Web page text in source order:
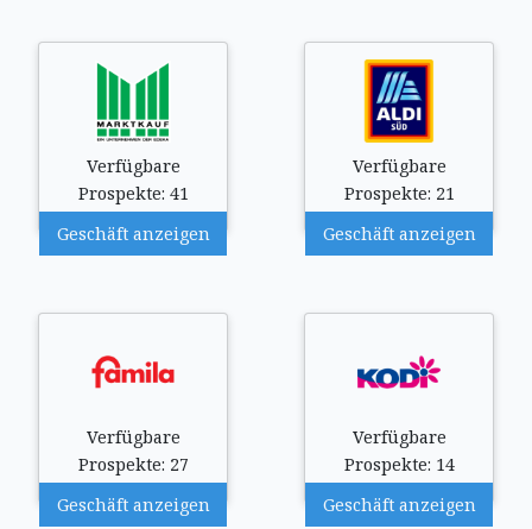
Verfügbare
Prospekte: 41
Geschäft anzeigen
Verfügbare
Prospekte: 21
Geschäft anzeigen
Verfügbare
Prospekte: 27
Geschäft anzeigen
Verfügbare
Prospekte: 14
Geschäft anzeigen